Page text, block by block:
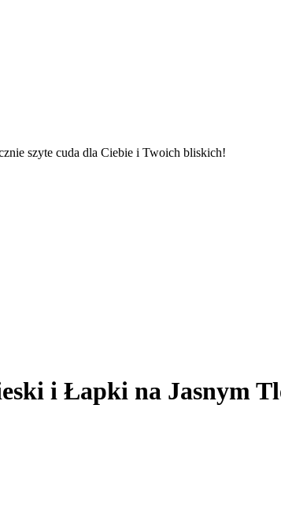
szyte cuda dla Ciebie i Twoich bliskich!
i Łapki na Jasnym